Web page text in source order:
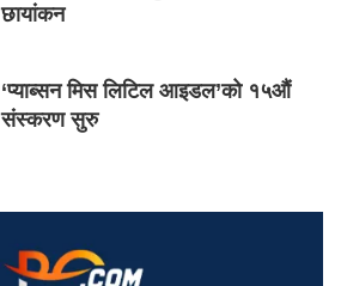
छायांकन
‘प्याब्सन मिस लिटिल आइडल’को १५औं
संस्करण सुरु